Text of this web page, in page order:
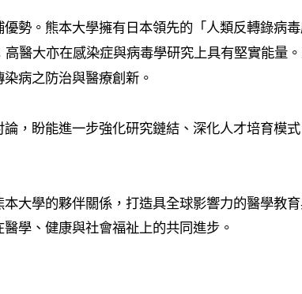
勢。熊本大學擁有日本領先的「人類反轉錄病
醫大亦在感染症與病毒學研究上具有堅實能量
病之防治與醫療創新。
，盼能進一步強化研究鏈結、深化人才培育模
大學的夥伴關係，打造具全球影響力的醫學教
學、健康與社會福祉上的共同進步。